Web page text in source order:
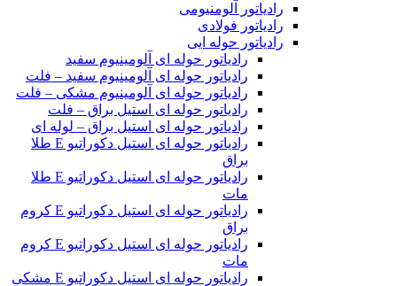
رادیاتور آلومنیومی
رادیاتور فولادی
رادیاتور حوله ایی
رادیاتور حوله ای آلومینیوم سفید
رادیاتور حوله ای آلومینیوم سفید – فلت
رادیاتور حوله ای آلومینیوم مشکی – فلت
رادیاتور حوله ای استیل براق – فلت
رادیاتور حوله ای استیل براق – لوله ای
رادیاتور حوله ای استیل دکوراتیو E طلا
براق
رادیاتور حوله ای استیل دکوراتیو E طلا
مات
رادیاتور حوله ای استیل دکوراتیو E کروم
براق
رادیاتور حوله ای استیل دکوراتیو E کروم
مات
رادیاتور حوله ای استیل دکوراتیو E مشکی